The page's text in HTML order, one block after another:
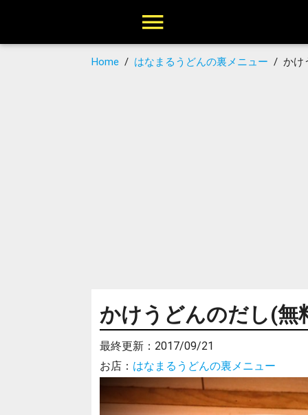
Home / はなまるうどんの裏メニュー /かけ
かけうどんのだし(無
最終更新： 2017/09/21
お店： はなまるうどんの裏メニュー